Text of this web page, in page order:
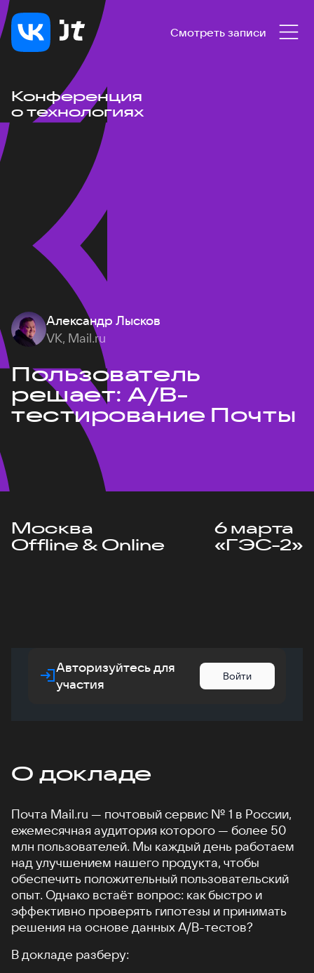
Смотреть записи
Конференция
о технологиях
Александр Лысков
VK, Mail.ru
Пользователь
решает: A/B-
тестирование Почты
Москва
Offline & Online
6 марта
«ГЭС-2»
Авторизуйтесь для
участия
Войти
О докладе
Почта Mail.ru — почтовый сервис № 1 в России,
ежемесячная аудитория которого — более 50
млн пользователей. Мы каждый день работаем
над улучшением нашего продукта, чтобы
обеспечить положительный пользовательский
опыт. Однако встаёт вопрос: как быстро и
эффективно проверять гипотезы и принимать
решения на основе данных A/B-тестов?
В докладе разберу: